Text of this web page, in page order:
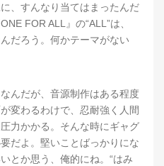
、すんなり当てはまったんだ
FOR ALL』の“ALL”は、
だろう。何かテーマがない
んだが、音源制作はある程度
変わるわけで、忍耐強く人間
力かかる。そんな時にギャグ
だよ。堅いことばっかりにな
とか思う、俺的にね。“はみ